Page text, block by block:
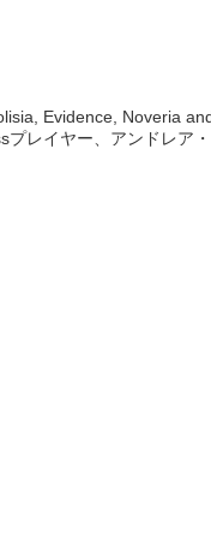
Evidence, Noveria
プレイヤー、アンドレア